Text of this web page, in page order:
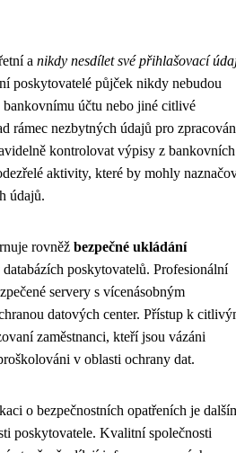
a nikdy nesdílet své přihlašovací
poskytovatelé půjček nikdy nebudou
bankovnímu účtu nebo jiné citlivé
rámec nezbytných údajů pro
kontrolovat výpisy z bankovních
aktivity, které by mohly
údajů.
rovněž bezpečné ukládání
poskytovatelů. Profesionální
servery s vícenásobným
datových center. Přístup k
zaměstnanci, kteří jsou vázáni
v oblasti ochrany dat.
o bezpečnostních opatřeních je
poskytovatele. Kvalitní společnosti